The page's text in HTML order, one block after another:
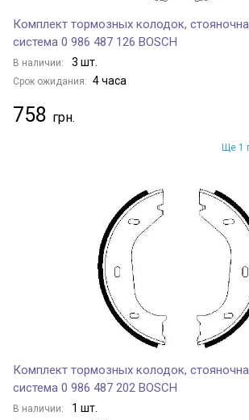
Комплект тормозных колодок,
система 0 986 487 126 BOSCH
В наличии: 3 шт.
Срок ожидания: 4 часа
758
Ще 1
Комплект тормозных колодок,
система 0 986 487 202 BOSCH
В наличии: 1 шт.